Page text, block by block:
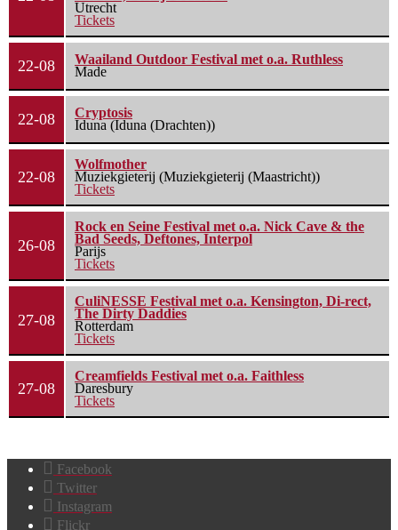
Utrecht
Tickets
22-08
Waailand Outdoor Festival met o.a. Ruthless
Made
22-08
Cryptosis
Iduna (Iduna (Drachten))
22-08
Wolfmother
Muziekgieterij (Muziekgieterij (Maastricht))
Tickets
26-08
Rock en Seine Festival met o.a. Nick Cave & the
Bad Seeds, Deftones, Interpol
Parijs
Tickets
27-08
CuliNESSE Festival met o.a. Kensington, Di-rect,
The Dirty Daddies
Rotterdam
Tickets
27-08
Creamfields Festival met o.a. Faithless
Daresbury
Tickets
Facebook
Twitter
Instagram
Flickr